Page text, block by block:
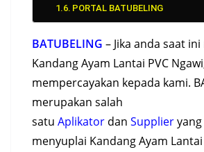
PORTAL BATUBELING
BATUBELING – Jika anda saat
Kandang Ayam Lantai PVC
mempercayakan kepada kami.
merupakan salah
satu Aplikator dan Supplieryang
menyuplai Kandang Ayam Lantai